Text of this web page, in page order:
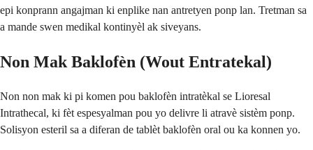
epi konprann angajman ki enplike nan antretyen ponp lan. Tretman sa
a mande swen medikal kontinyèl ak siveyans.
Non Mak Baklofèn (Wout Entratekal)
Non non mak ki pi komen pou baklofèn intratèkal se Lioresal
Intrathecal, ki fèt espesyalman pou yo delivre li atravè sistèm ponp.
Solisyon esteril sa a diferan de tablèt baklofèn oral ou ka konnen yo.